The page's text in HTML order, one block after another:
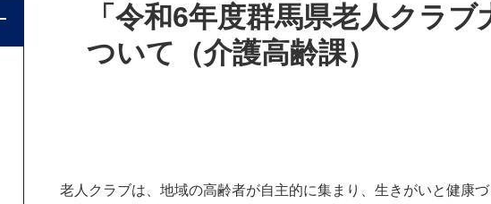
「令和6年度群馬県老人クラ
ついて（介護高齢課）
老人クラブは、地域の高齢者が自主的に集まり、生きがいと健康